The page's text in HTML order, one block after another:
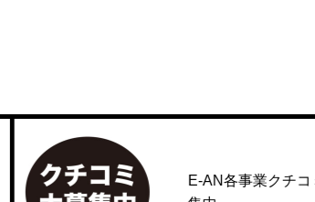
E-AN各事業クチコミ募